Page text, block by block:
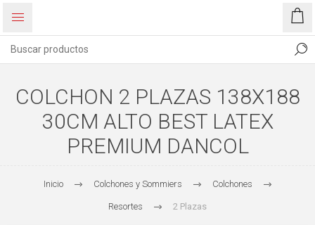
COLCHON 2 PLAZAS 138X188
30CM ALTO BEST LATEX
PREMIUM DANCOL
Inicio Colchones y Sommiers Colchones
Resortes 2 Plazas